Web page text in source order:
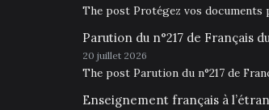
The post Protégez vos documents
Parution du n°217 de Français
20 juillet 2026
The post Parution du n°217 de
Enseignement français à